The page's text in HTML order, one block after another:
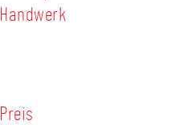
Handwerk
Preis